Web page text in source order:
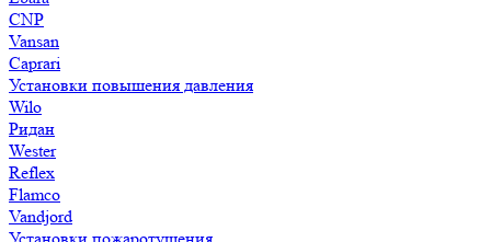
CNP
Vansan
Caprari
Установки повышения давления
Wilo
Ридан
Wester
Reflex
Flamco
Vandjord